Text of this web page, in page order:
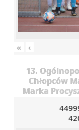
« ‹
13.
Chłopców
Marka